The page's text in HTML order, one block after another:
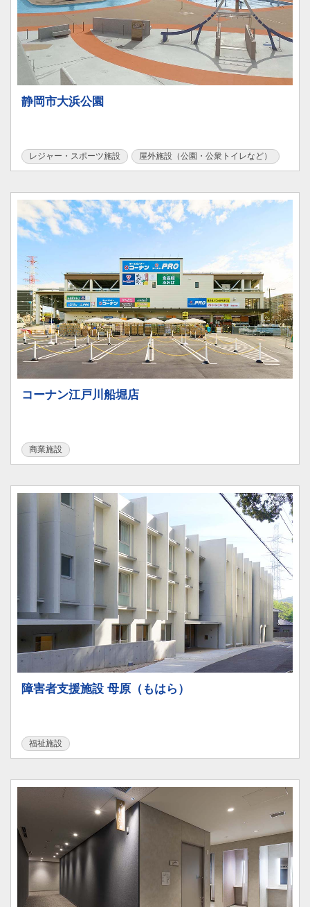
静岡市大浜公園
レジャー・スポーツ施設 屋外施設（公園・公衆トイレなど）
コーナン江戸川船堀店
商業施設
障害者支援施設 母原（もはら）
福祉施設